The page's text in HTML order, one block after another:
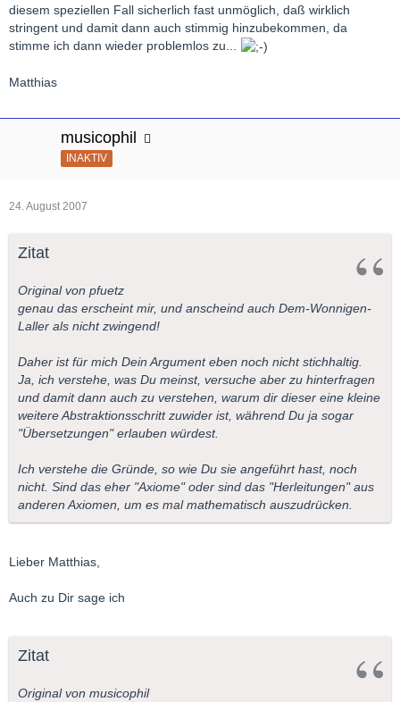
diesem speziellen Fall sicherlich fast unmöglich, daß wirklich
stringent und damit dann auch stimmig hinzubekommen, da
stimme ich dann wieder problemlos zu...
Matthias
musicophil
INAKTIV
24. August 2007
Zitat
Original von pfuetz
genau das erscheint mir, und anscheind auch Dem-Wonnigen-
Laller als nicht zwingend!
Daher ist für mich Dein Argument eben noch nicht stichhaltig.
Ja, ich verstehe, was Du meinst, versuche aber zu hinterfragen
und damit dann auch zu verstehen, warum dir dieser eine kleine
weitere Abstraktionsschritt zuwider ist, während Du ja sogar
"Übersetzungen" erlauben würdest.
Ich verstehe die Gründe, so wie Du sie angeführt hast, noch
nicht. Sind das eher "Axiome" oder sind das "Herleitungen" aus
anderen Axiomen, um es mal mathematisch auszudrücken.
Lieber Matthias,
Auch zu Dir sage ich
Zitat
Original von musicophil